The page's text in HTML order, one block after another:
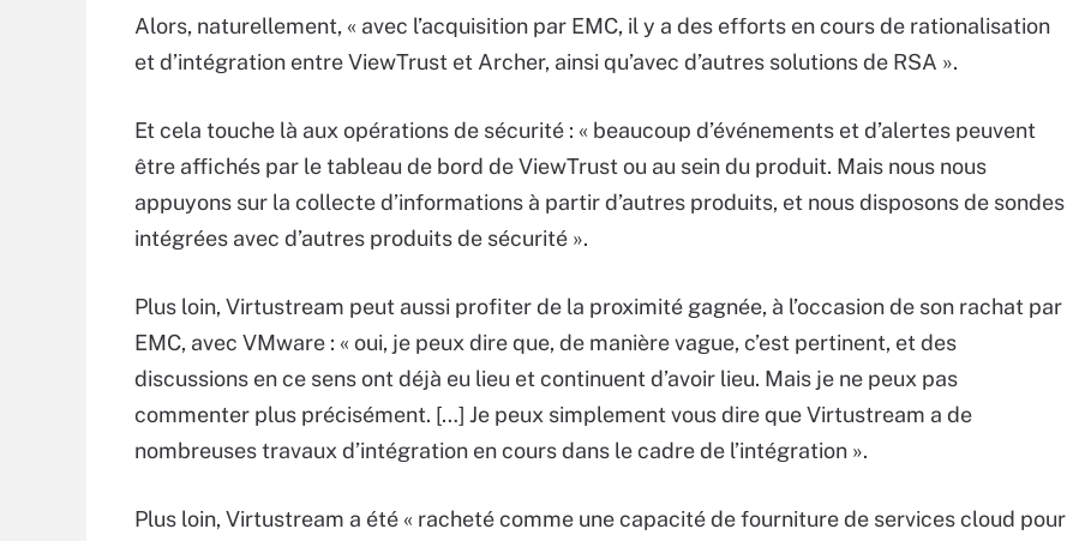
Alors, naturellement, « avec l’acquisition par EMC, il y a des efforts en cours de rationalisation
et d’intégration entre ViewTrust et Archer, ainsi qu’avec d’autres solutions de RSA ».
Et cela touche là aux opérations de sécurité : « beaucoup d’événements et d’alertes peuvent
être affichés par le tableau de bord de ViewTrust ou au sein du produit. Mais nous nous
appuyons sur la collecte d’informations à partir d’autres produits, et nous disposons de sondes
intégrées avec d’autres produits de sécurité ».
Plus loin, Virtustream peut aussi profiter de la proximité gagnée, à l’occasion de son rachat par
EMC, avec VMware : « oui, je peux dire que, de manière vague, c’est pertinent, et des
discussions en ce sens ont déjà eu lieu et continuent d’avoir lieu. Mais je ne peux pas
commenter plus précisément. […] Je peux simplement vous dire que Virtustream a de
nombreuses travaux d’intégration en cours dans le cadre de l’intégration ».
Plus loin, Virtustream a été « racheté comme une capacité de fourniture de services cloud pour